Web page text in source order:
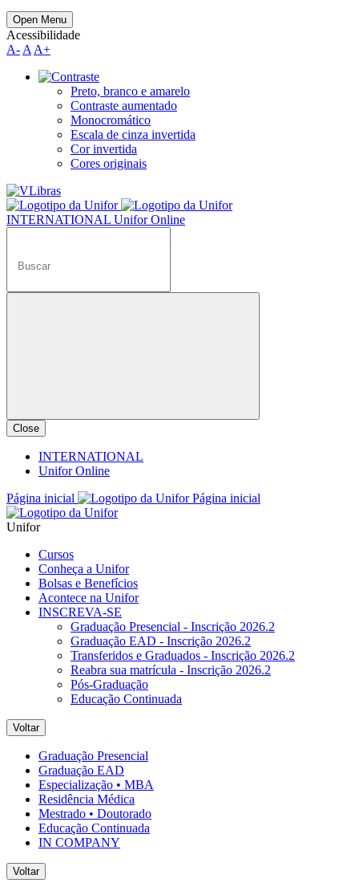
Open Menu
Acessibilidade
A- A A+
Preto, branco e amarelo
Contraste aumentado
Monocromático
Escala de cinza invertida
Cor invertida
Cores originais
INTERNATIONAL Unifor Online
Close
INTERNATIONAL
Unifor Online
Página inicial
Página inicial
Unifor
Cursos
Conheça a Unifor
Bolsas e Benefícios
Acontece na Unifor
INSCREVA-SE
Graduação Presencial - Inscrição 2026.2
Graduação EAD - Inscrição 2026.2
Transferidos e Graduados - Inscrição 2026.2
Reabra sua matrícula - Inscrição 2026.2
Pós-Graduação
Educação Continuada
Voltar
Graduação Presencial
Graduação EAD
Especialização • MBA
Residência Médica
Mestrado • Doutorado
Educação Continuada
IN COMPANY
Voltar